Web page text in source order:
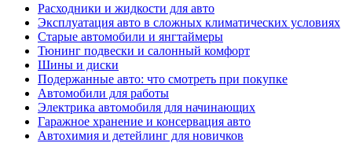
Расходники и жидкости для авто
Эксплуатация авто в сложных климатических условиях
Старые автомобили и янгтаймеры
Тюнинг подвески и салонный комфорт
Шины и диски
Подержанные авто: что смотреть при покупке
Автомобили для работы
Электрика автомобиля для начинающих
Гаражное хранение и консервация авто
Автохимия и детейлинг для новичков